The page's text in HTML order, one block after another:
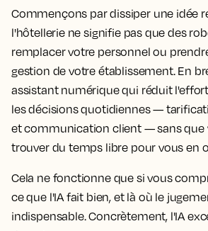
Commençons par dissiper une idée
l'hôtellerie ne signifie pas que des
remplacer votre personnel ou
gestion de votre établissement. En
assistant numérique qui réduit
les décisions quotidiennes —
et communication client — sans que
trouver du temps libre pour vous en
Cela ne fonctionne que si vous
ce que l'IA fait bien, et là où le
indispensable. Concrètement, l'IA